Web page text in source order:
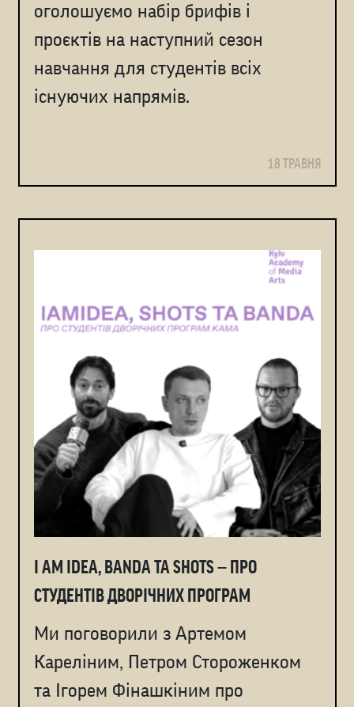
оголошуємо набір брифів і
проєктів на наступний сезон
навчання для студентів всіх
існуючих напрямів.
18 ТРАВНЯ
I AM IDEA, BANDA ТА SHOTS — ПРО
СТУДЕНТІВ ДВОРІЧНИХ ПРОГРАМ
Ми поговорили з Артемом
Кареліним, Петром Стороженком
та Ігорем Фінашкіним про